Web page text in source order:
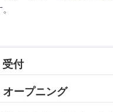
付
ープニング